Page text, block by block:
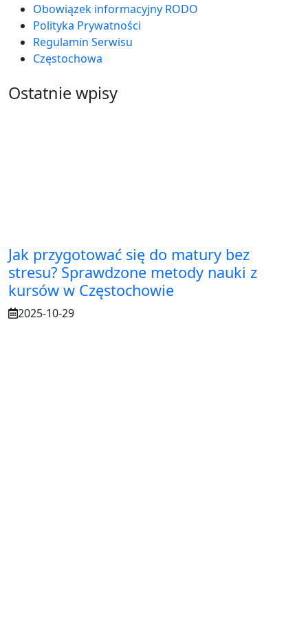
Obowiązek informacyjny RODO
Polityka Prywatności
Regulamin Serwisu
Częstochowa
Ostatnie wpisy
Jak przygotować się do matury bez
stresu? Sprawdzone metody nauki z
kursów w Częstochowie
2025-10-29